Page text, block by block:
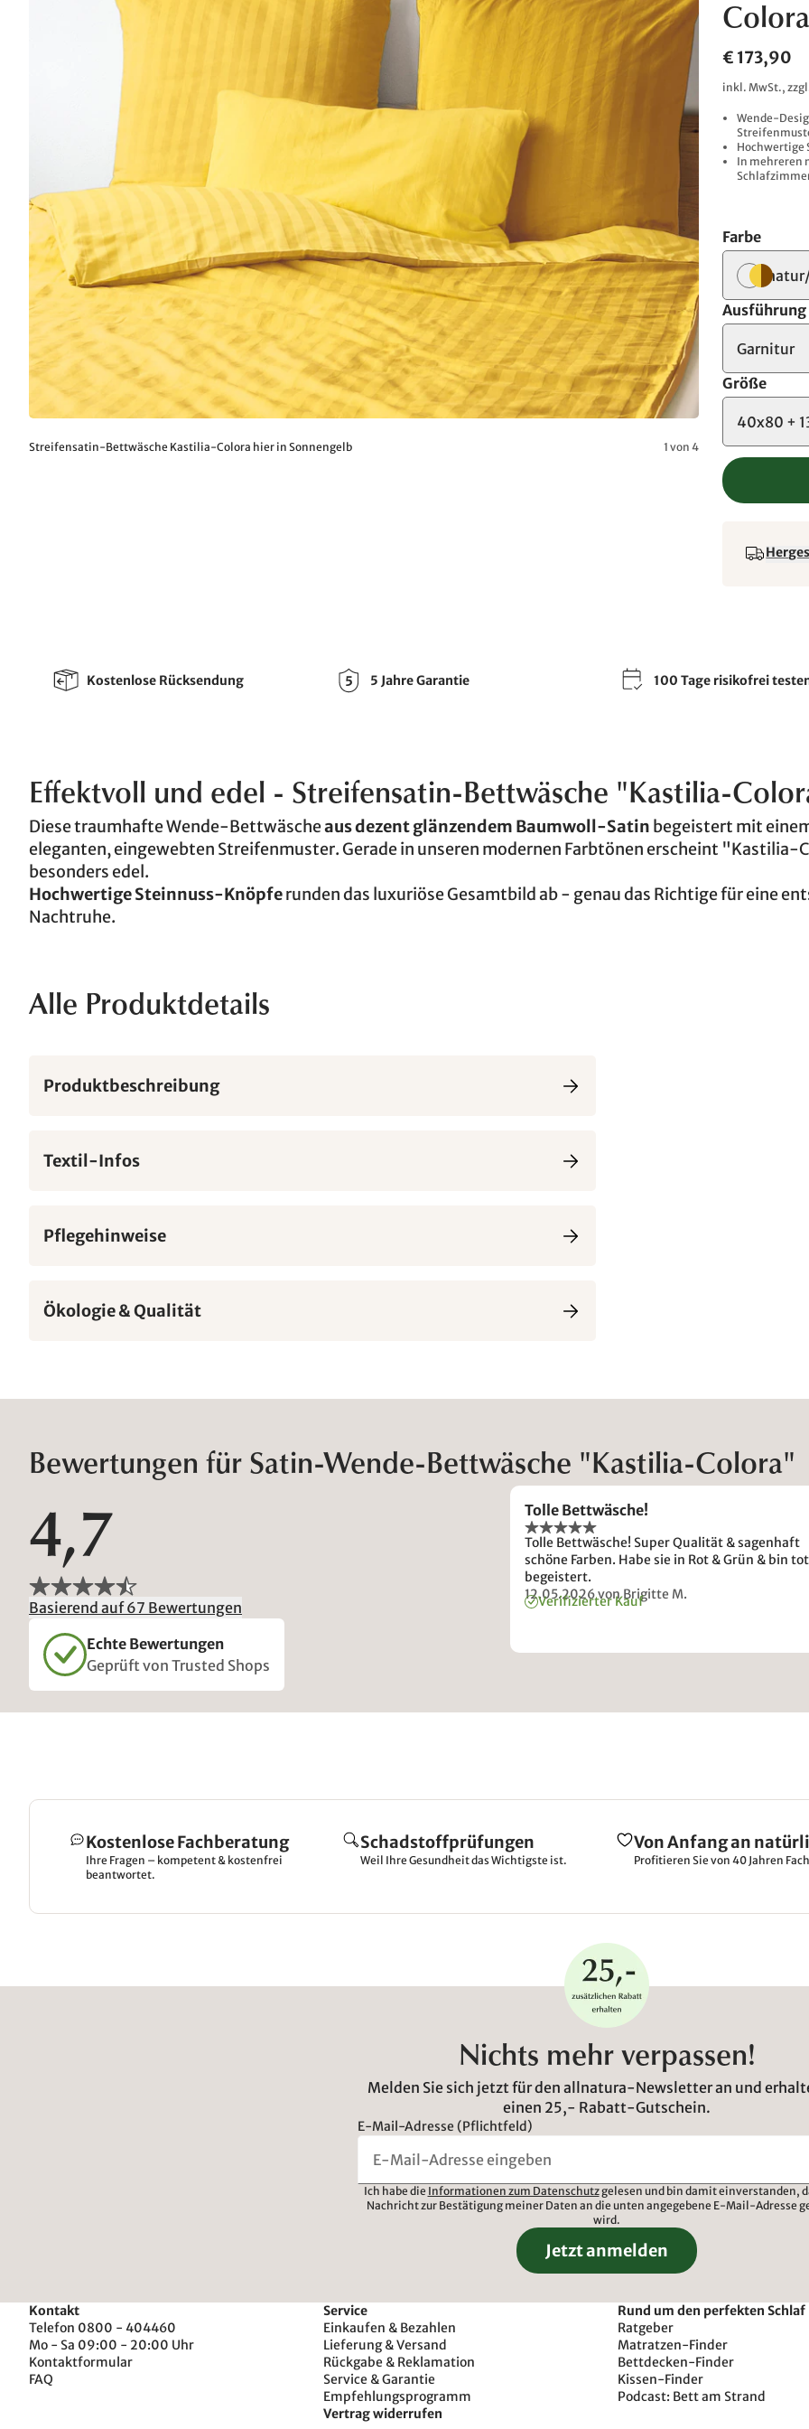
Streifensatin-Bettwäsche Kastilia-Colora hier in Sonnengelb 1 von 4
€ 173,90
inkl. MwSt.,
Wende-
Hochwertige
In mehreren
Farbe
Ausführung
Garnitur
Größe
40x80 +
Kostenlose Rücksendung 5 Jahre Garantie 100 Tage risikofrei
Effektvoll und edel - Streifensatin-Bettwäsche "Kastilia-
Diese traumhafte Wende-Bettwäscheaus dezent glänzendem Baumwoll-Satin begeistert mit
eleganten, eingewebten Streifenmuster. Gerade in unseren modernen Farbtönen erscheint "Kastilia-
besonders edel.
Hochwertige Steinnuss-Knöpferunden das luxuriöse Gesamtbild ab - genau das Richtige für eine
Nachtruhe.
Alle Produktdetails
Produktbeschreibung
Textil-Infos
Pflegehinweise
Ökologie & Qualität
Bewertungen für Satin-Wende-Bettwäsche "Kastilia-Colora"
4,7
Basierend auf 67 Bewertungen
Echte Bewertungen
Geprüft von Trusted Shops
Tolle Bettwäsche!
Tolle Bettwäsche! Super Qualität & sagenhaft
schöne Farben. Habe sie in Rot & Grün & bin
begeistert.
12.05.2026von Brigitte M.
Verifizierter Kauf
Kostenlose Fachberatung
Ihre Fragen – kompetent & kostenfrei
beantwortet.
Schadstoffprüfungen
Weil Ihre Gesundheit das Wichtigste ist.
Von Anfang an
Profitieren Sie von 40 Jahren
Nichts mehr verpassen!
Melden Sie sich jetzt für den allnatura-Newsletter an und
einen 25,- Rabatt-Gutschein.
E-Mail-Adresse (Pflichtfeld)
Ich habe die Informationen zum Datenschutzgelesen und bin damit einverstanden,
Nachricht zur Bestätigung meiner Daten an die unten angegebene E-Mail-Adresse
wird.
Jetzt anmelden
Kontakt
Telefon 0800 - 404460
Mo - Sa 09:00 - 20:00 Uhr
Kontaktformular
FAQ
Service
Einkaufen & Bezahlen
Lieferung & Versand
Rückgabe & Reklamation
Service & Garantie
Empfehlungsprogramm
Vertrag widerrufen
Rund um den perfekten Schlaf
Ratgeber
Matratzen-Finder
Bettdecken-Finder
Kissen-Finder
Podcast: Bett am Strand